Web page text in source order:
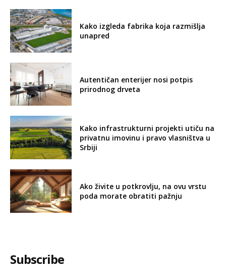
Kako izgleda fabrika koja razmišlja
unapred
Autentičan enterijer nosi potpis
prirodnog drveta
Kako infrastrukturni projekti utiču na
privatnu imovinu i pravo vlasništva u
Srbiji
Ako živite u potkrovlju, na ovu vrstu
poda morate obratiti pažnju
Subscribe